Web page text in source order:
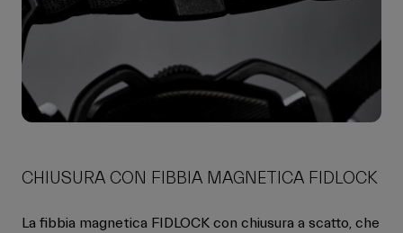
CHIUSURA CON FIBBIA MAGNETICA FIDLOCK
La fibbia magnetica FIDLOCK con chiusura a scatto, che